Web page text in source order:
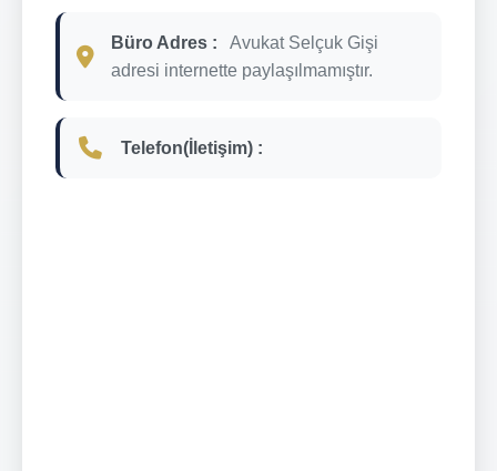
Büro Adres :
Avukat Selçuk Gişi
adresi internette paylaşılmamıştır.
Telefon(İletişim) :